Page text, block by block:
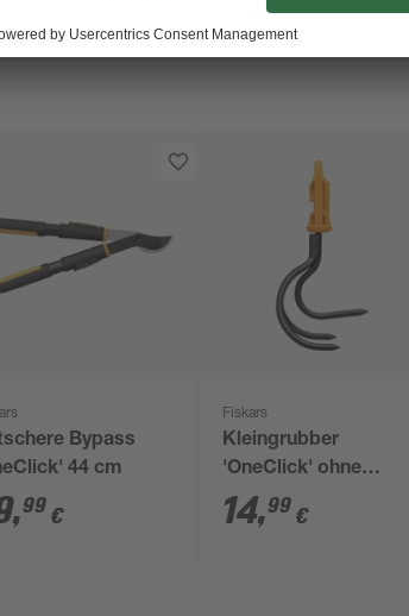
Bypass
44 cm
,99 €
Fiskars
Kleingrubber
'OneClick' ohne
Handgriff 21,9 cm
14,99 €